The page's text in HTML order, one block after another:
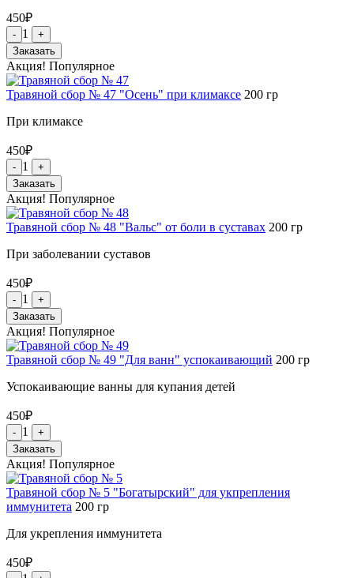
450₽
- 1
+
Заказать
Акция! Популярное
Травяной сбор № 47 "Осень" при климаксе 200 гр
При климаксе
450₽
- 1
+
Заказать
Акция! Популярное
Травяной сбор № 48 "Вальс" от боли в суставах 200 гр
При заболевании суставов
450₽
- 1
+
Заказать
Акция! Популярное
Травяной сбор № 49 "Для ванн" успокаивающий 200 гр
Успокаивающие ванны для купания детей
450₽
- 1
+
Заказать
Акция! Популярное
Травяной сбор № 5 "Богатырский" для укпрепления
иммунитета 200 гр
Для укрепления иммунитета
450₽